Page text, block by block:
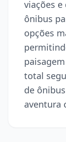
viações
ônibus
opções
total
de
aventura